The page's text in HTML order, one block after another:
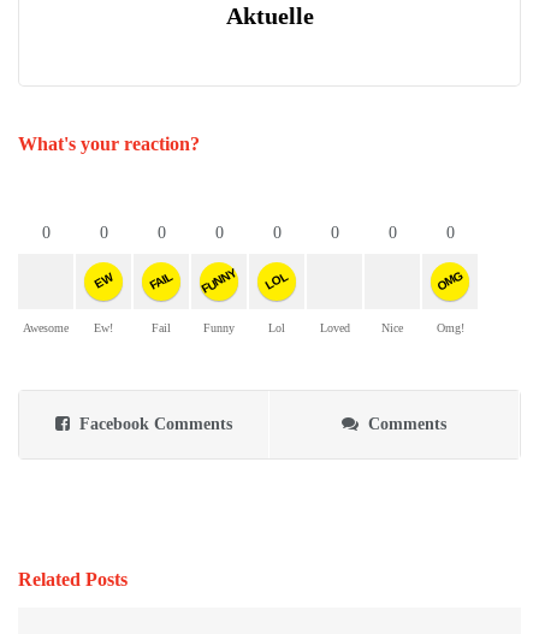
Aktuelle
What's your reaction?
0
Awesome
0
EW
Ew!
0
FAIL
Fail
0
FUNNY
Funny
0
LOL
Lol
0
Loved
0
Nice
0
OMG
Omg!
Facebook Comments Comments
Related Posts